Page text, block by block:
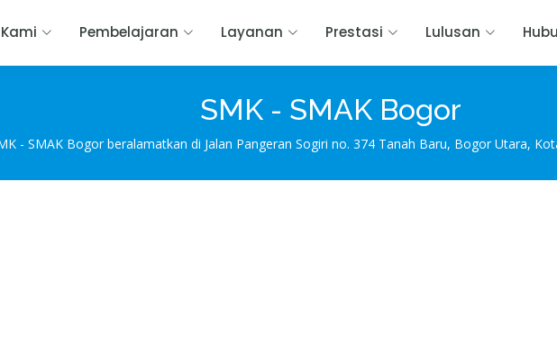
Pembelajaran Layanan Prestasi Lulusan
SMK - SMAK Bogor
- SMAK Bogor beralamatkan di Jalan Pangeran Sogiri no. 374 Tanah Baru, Bogor Utara,